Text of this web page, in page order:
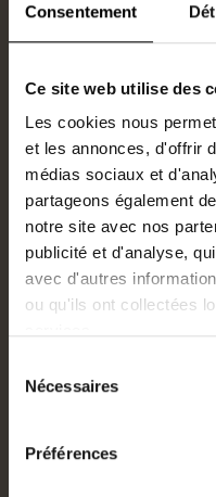
Consentement
Ce site web utilise des
Les cookies nous
et les annonces, d'offrir
médias sociaux et
partageons également
notre site avec nos
publicité et d'analyse,
avec d'autres
ou qu'ils ont collectées
Nécessaires
Préférences